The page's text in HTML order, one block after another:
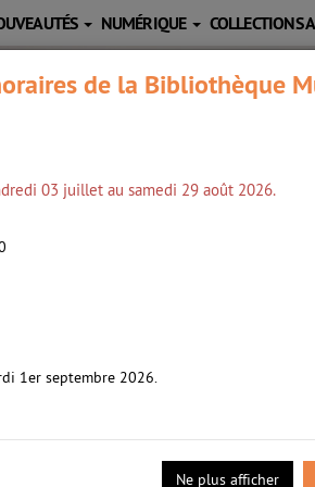
NUMÉRIQUE COLLECTIONS
....). Auteur
les millions de lecteurs des
s'emparer de sa fortune, mais
du détective Bill Hodges. Après
de la Bibliothèque
03 juillet au samedi 29 août 2026.
1er septembre 2026.
Ne plus afficher